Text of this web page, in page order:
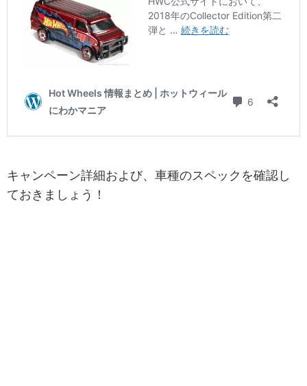
キャンペーン詳細および、車種のスペックを確認し
ておきましょう！